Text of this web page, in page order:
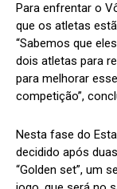
Para enfrentar o
que os atletas
“Sabemos que
dois atletas para
para melhorar
competição”,
Nesta fase do
decidido após
“Golden set”, um